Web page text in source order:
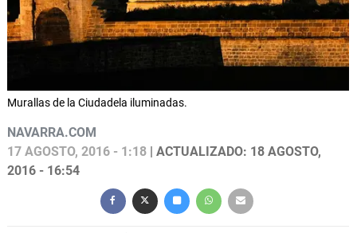
Murallas de la Ciudadela iluminadas.
NAVARRA.COM
17 AGOSTO, 2016 - 1:18 | ACTUALIZADO: 18 AGOSTO,
2016 - 16:54